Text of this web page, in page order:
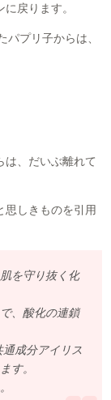
戻ります。
プリ子からは、
は、だいぶ離れて
思しきものを引用
を守り抜く化
、酸化の連鎖
成分アイリス
す。